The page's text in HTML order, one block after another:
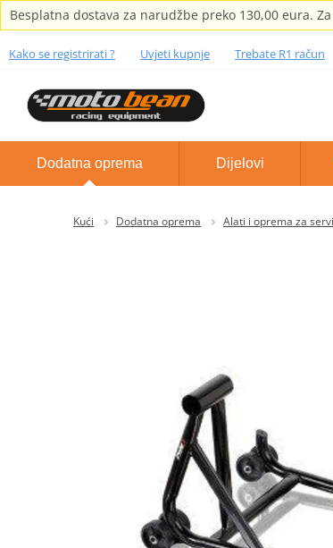
Besplatna dostava za narudžbe preko 130,00 eura.
Kako se registrirati ? Uvjeti kupnje Trebate R1 račun
Dodatna oprema Dijelovi
Kući Dodatna oprema Alati i oprema za